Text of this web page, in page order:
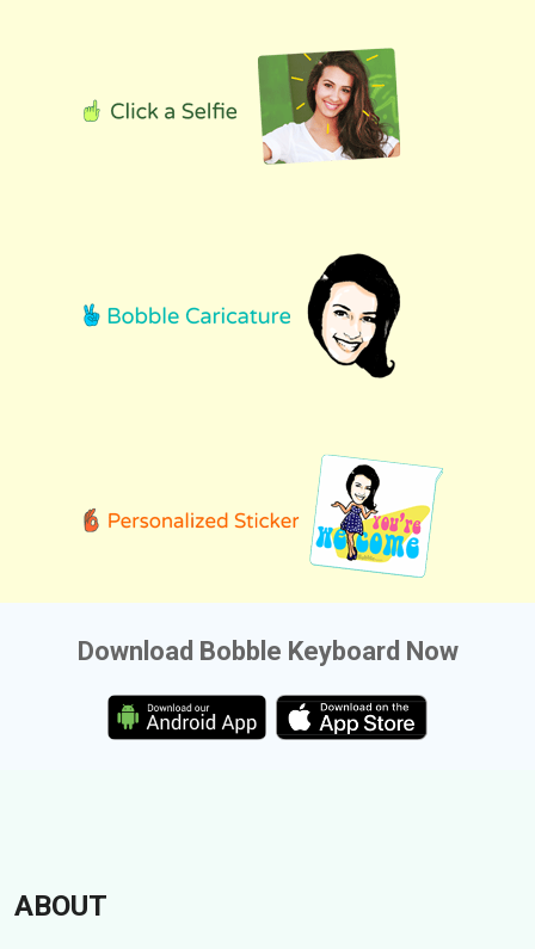
Download Bobble Keyboard Now
ABOUT